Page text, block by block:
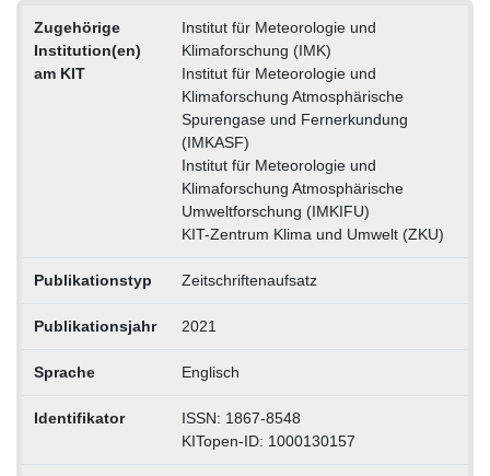
Zugehörige
Institution(en)
am KIT
Institut für Meteorologie und
Klimaforschung (IMK)
Institut für Meteorologie und
Klimaforschung Atmosphärische
Spurengase und Fernerkundung
(IMKASF)
Institut für Meteorologie und
Klimaforschung Atmosphärische
Umweltforschung (IMKIFU)
KIT-Zentrum Klima und Umwelt (ZKU)
Publikationstyp Zeitschriftenaufsatz
Publikationsjahr 2021
Sprache Englisch
Identifikator
ISSN: 1867-8548
KITopen-ID: 1000130157